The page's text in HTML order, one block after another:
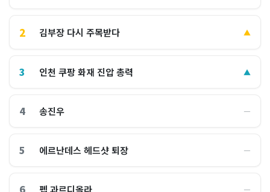
2 김부장 다시 주목받다 ▲
3 인천 쿠팡 화재 진압 총력 ▲
4 송진우 ―
5 에르난데스 헤드샷 퇴장 ―
6 펩 과르디올라 ―